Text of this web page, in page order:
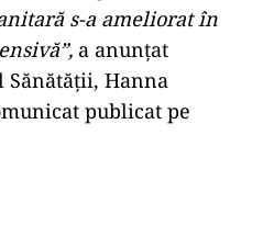
s-a ameliorat în
a anunţat
Hanna
publicat pe